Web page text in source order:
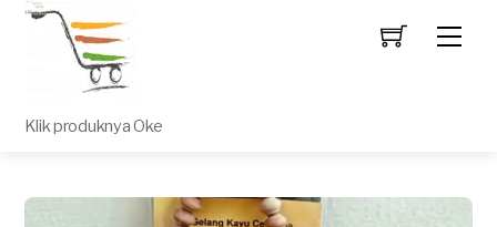
Klik produknya Oke